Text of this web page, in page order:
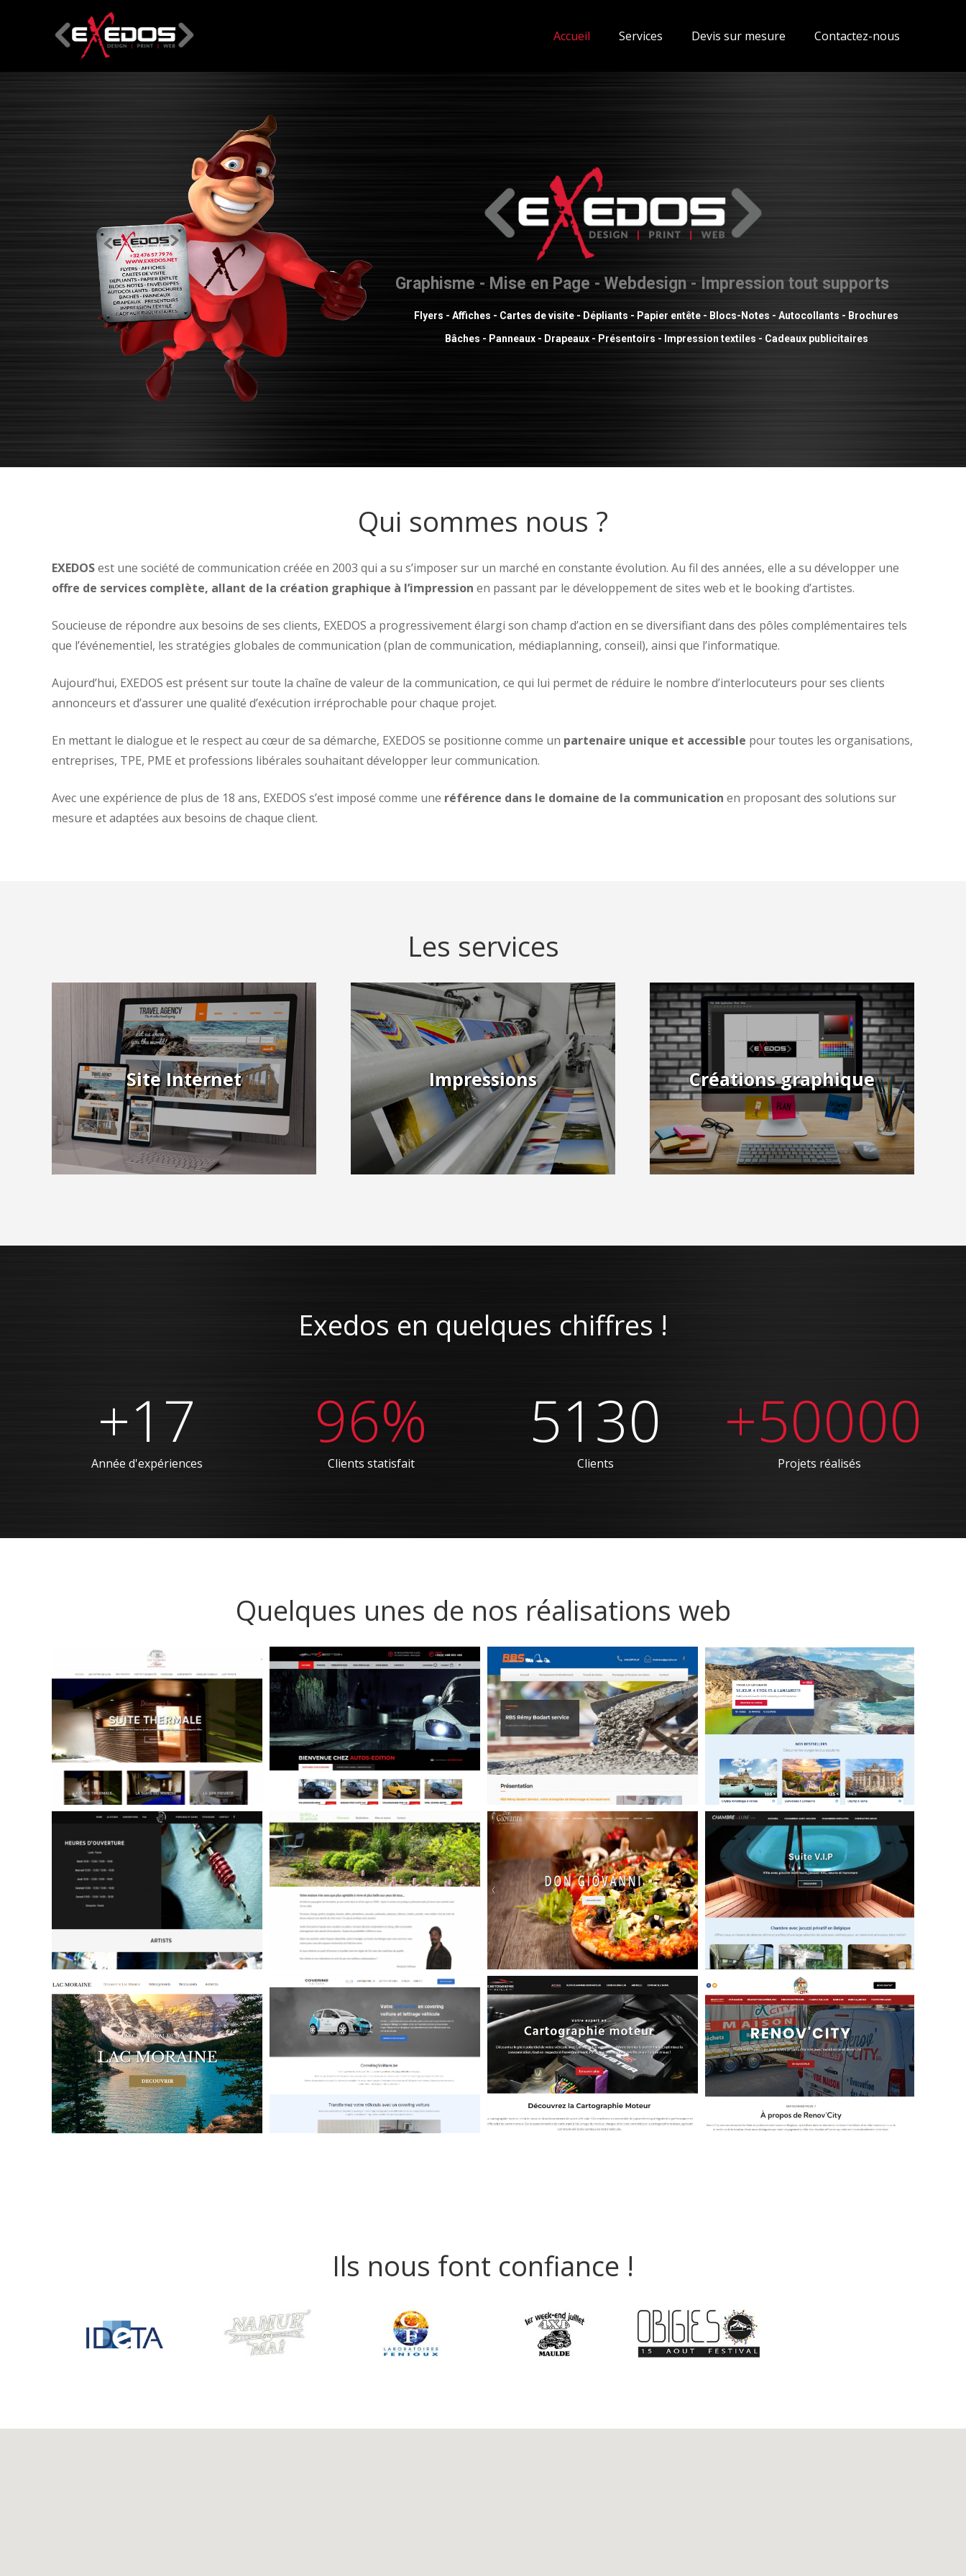
Accueil Services Devis sur mesure Contactez-nous
Graphisme - Mise en Page - Webdesign - Impression tout supports
Flyers - Affiches - Cartes de visite - Dépliants - Papier entête - Blocs-Notes - Autocollants - Brochures
Bâches - Panneaux - Drapeaux - Présentoirs - Impression textiles - Cadeaux publicitaires
Qui sommes nous ?
EXEDOSest une société de communication créée en 2003 qui a su s’imposer sur un marché en constante évolution. Au fil des années, elle a su développer une
offre de services complète, allant de la création graphique à l’impression en passant par le développement de sites web et le booking d’artistes.
Soucieuse de répondre aux besoins de ses clients, EXEDOS a progressivement élargi son champ d’action en se diversifiant dans des pôles complémentaires tels
que l’événementiel, les stratégies globales de communication (plan de communication, médiaplanning, conseil), ainsi que l’informatique.
Aujourd’hui, EXEDOS est présent sur toute la chaîne de valeur de la communication, ce qui lui permet de réduire le nombre d’interlocuteurs pour ses clients
annonceurs et d’assurer une qualité d’exécution irréprochable pour chaque projet.
En mettant le dialogue et le respect au cœur de sa démarche, EXEDOS se positionne comme un partenaire unique et accessible pour toutes les organisations,
entreprises, TPE, PME et professions libérales souhaitant développer leur communication.
Avec une expérience de plus de 18 ans, EXEDOS s’est imposé comme une référence dans le domaine de la communication en proposant des solutions sur
mesure et adaptées aux besoins de chaque client.
Les services
Site Internet Impressions Créations graphique
Exedos en quelques chiffres !
+17
Année d'expériences
96%
Clients statisfait
5130
Clients
+50000
Projets réalisés
Quelques unes de nos réalisations web
Ils nous font confiance !